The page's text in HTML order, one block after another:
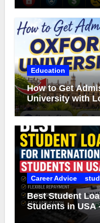
Education
How to Get
University with
Career Advice
Best Student
Students in USA
Eligibility &